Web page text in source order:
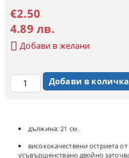
дължина: 21 см.
висококачествени остриета
усъвършенствано двойно
€2.50
4.89 лв.
Добави в желани